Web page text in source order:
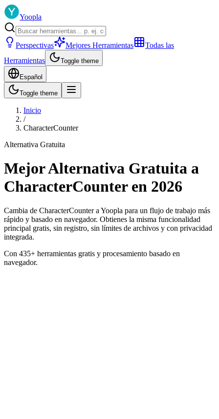
Yoopla
Perspectivas Mejores Herramientas
Todas las
Herramientas
Toggle theme
Español
Toggle theme
Inicio
/
CharacterCounter
Alternativa Gratuita
Mejor Alternativa Gratuita a
CharacterCounter en 2026
Cambia de CharacterCounter a Yoopla para un flujo de trabajo más
rápido y basado en navegador. Obtienes la misma funcionalidad
principal gratis, sin registro, sin límites de archivos y con privacidad
integrada.
Con 435+ herramientas gratis y procesamiento basado en
navegador.